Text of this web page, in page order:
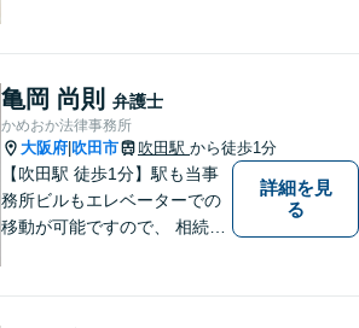
ごとに対応！まずは無料相談
にお越しください。【完全個
室対応】
亀岡 尚則 弁護士
かめおか法律事務所
大阪府 吹田市 吹田駅 から徒歩1分
【吹田駅 徒歩1分】駅も当事
務所ビルもエレベーターでの
移動が可能ですので、 相続の
詳細を見
る